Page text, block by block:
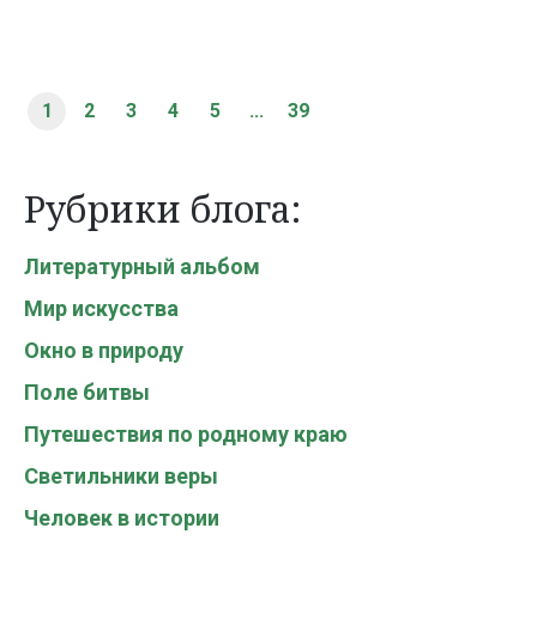
1 2 3 4 5 ... 39
Рубрики блога:
Литературный альбом
Мир искусства
Окно в природу
Поле битвы
Путешествия по родному краю
Светильники веры
Человек в истории